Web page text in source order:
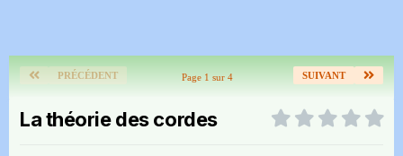
PRÉCÉDENT SUIVANT
Page 1 sur 4
La théorie des cordes